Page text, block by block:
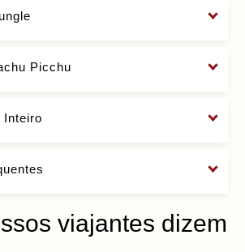
Picchu
Inteiro
viajantes dizem